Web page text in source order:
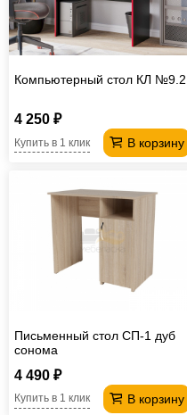
Компьютерный стол КЛ №9.2
4 250 ₽
В корзину
Купить в 1 клик
Письменный стол СП-1 дуб
сонома
4 490 ₽
В корзину
Купить в 1 клик